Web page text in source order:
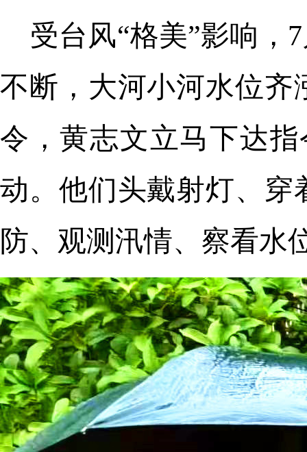
受台风“格美”影响，
不断，大河小河水位齐
令，黄志文立马下达
动。他们头戴射灯、穿
防、观测汛情、察看水